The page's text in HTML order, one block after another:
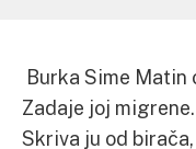
Burka Sime Matin
Zadaje joj
Skriva ju od